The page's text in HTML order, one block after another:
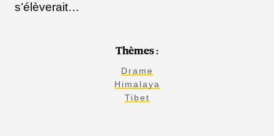
s’élèverait…
Thèmes :
Drame
Himalaya
Tibet